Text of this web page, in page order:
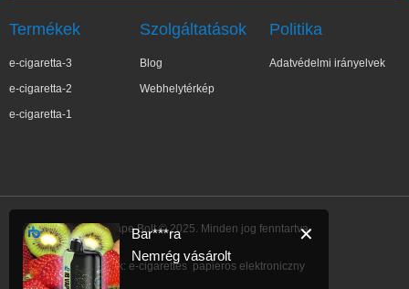
Termékek
e-cigaretta-3
e-cigaretta-2
e-cigaretta-1
Szolgáltatások
Blog
Webhelytérkép
Politika
Adatvédelmi irányelvek
IBVape Bolt © 2025. Minden jog fenntartva.
Link: e-cigarettes papieros elektroniczny
✕
Bar***ra
Nemrég vásárolt